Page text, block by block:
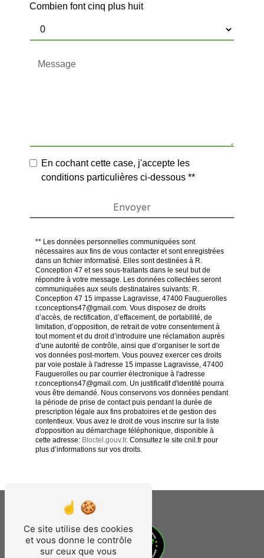
Combien font cinq plus huit
En cochant cette case, j'accepte les
conditions particulières ci-dessous **
Envoyer
** Les données personnelles communiquées sont
nécessaires aux fins de vous contacter et sont enregistrées
dans un fichier informatisé. Elles sont destinées à R.
Conception 47 et ses sous-traitants dans le seul but de
répondre à votre message. Les données collectées seront
communiquées aux seuls destinataires suivants: R.
Conception 47 15 impasse Lagravisse, 47400 Fauguerolles
r.conceptions47@gmail.com. Vous disposez de droits
d’accès, de rectification, d’effacement, de portabilité, de
limitation, d’opposition, de retrait de votre consentement à
tout moment et du droit d’introduire une réclamation auprès
d’une autorité de contrôle, ainsi que d’organiser le sort de
vos données post-mortem. Vous pouvez exercer ces droits
par voie postale à l'adresse 15 impasse Lagravisse, 47400
Fauguerolles ou par courrier électronique à l'adresse
r.conceptions47@gmail.com. Un justificatif d'identité pourra
vous être demandé. Nous conservons vos données pendant
la période de prise de contact puis pendant la durée de
prescription légale aux fins probatoires et de gestion des
contentieux. Vous avez le droit de vous inscrire sur la liste
d'opposition au démarchage téléphonique, disponible à
cette adresse: Bloctel.gouv.fr. Consultez le site cnil.fr pour
plus d’informations sur vos droits.
Ce site utilise des cookies
et vous donne le contrôle
sur ceux que vous